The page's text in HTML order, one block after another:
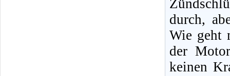
durch,
Wie geht
der
keinen